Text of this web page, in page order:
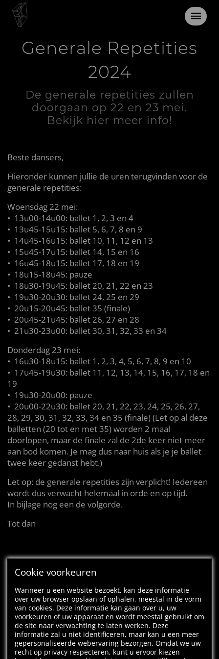
Generale Repetities
2024
De generale repetities zullen
doorgaan op 22 en 23 mei.
Bekijk hier meer info!
Beste dansers,
Hieronder kunnen jullie de uren terugvinden voor de
generale repetities:
Woensdag 22 mei:
•⁠ ⁠13u00-14u00: ballet 1, 2, 3 en 4
•⁠ ⁠13u45-15u15: ballet 5, 6, 7, 8 en 9
•⁠ ⁠14u45-16u15: ballet 10, 11, 12 en 13
•⁠ ⁠15u45-17u15: ballet 14, 15 en 16
•⁠ ⁠16u45-18u15: ballet 17, 18 en 19
•⁠ ⁠18u15-18u45: pauze
•⁠ ⁠18u30-19u45: ballet 20, 21, 22 en 23
•⁠ ⁠19u30-20u30: ballet 24, 25 en 29
•⁠ ⁠20u15-20u45: ballet 35 (finale)
•⁠ ⁠20u45-21u45: ballet 26, 27 en 28
•⁠ ⁠21u30-23u00: ballet 30, 31, 32, 33 en 34
Donderdag 23 mei:
•⁠ ⁠16u30-18u15: ballet 1, 2, 3, 4, 5, 6, 7, 8, 9 en 10
•⁠ ⁠17u45-19u30: ballet 11, 12, 13, 14, 15, 16, 17, 18 en
19
•⁠ ⁠19u30-20u00: pauze
•⁠ ⁠20u00-22u30: ballet 20, 21, 22, 23, 24, 25, 26, 27,
28, 29, 30, 31, 32, 33, 34 en 35 (finale) (Let op al deze
balletten (20 tot en met 35) worden 2 maal
doorlopen, maar de finale zal de 2de keer niet meer
aan bod komen. Je mag dus naar huis als je je ballet
twee keer gedanst hebt.)
Let op: de generale repetities zijn verplicht! Iedereen
wordt dus verwacht helemaal in orde en op tijd.
In bijlage nog een de volgorde.
Tot dan
Cookie voorkeuren
Wanneer u een website bezoekt, kan deze informatie
over uw browser opslaan of ophalen, meestal in de vorm
van cookies. Deze informatie kan gaan over u, uw
voorkeuren of uw apparaat en wordt meestal gebruikt om
de site naar verwachting te laten werken. Deze
informatie zal u niet identificeren, maar kan u een meer
gepersonaliseerde webervaring bezorgen. Omdat we uw
recht op privacy respecteren, kunt u ervoor kiezen